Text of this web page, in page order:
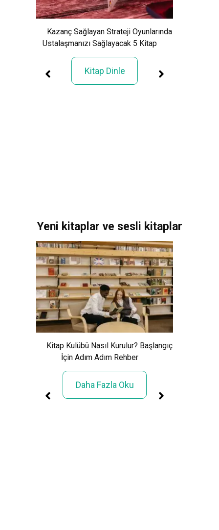
Kazanç Sağlayan Strateji Oyunlarında
Ustalaşmanızı Sağlayacak 5 Kitap
Kitap Dinle
Yeni kitaplar ve sesli kitaplar
Kitap Kulübü Nasıl Kurulur? Başlangıç
İçin Adım Adım Rehber
Daha Fazla Oku